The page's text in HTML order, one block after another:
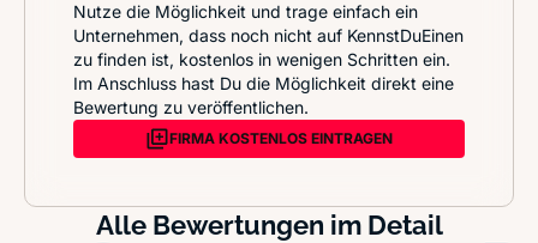
Nutze die Möglichkeit und trage einfach ein
Unternehmen, dass noch nicht auf KennstDuEinen
zu finden ist, kostenlos in wenigen Schritten ein.
Im Anschluss hast Du die Möglichkeit direkt eine
Bewertung zu veröffentlichen.
FIRMA KOSTENLOS EINTRAGEN
Alle Bewertungen im Detail